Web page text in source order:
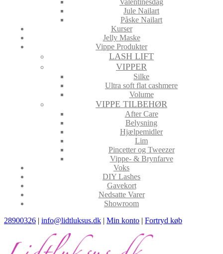
Valentinesdag
Jule Nailart
Påske Nailart
Kurser
Jelly Maske
Vippe Produkter
LASH LIFT
VIPPER
Silke
Ultra soft flat cashmere
Volume
VIPPE TILBEHØR
After Care
Belysning
Hjælpemidler
Lim
Pincetter og Tweezer
Vippe- & Brynfarve
Voks
DIY Lashes
Gavekort
Nedsatte Varer
Showroom
28900326 | info@lidtluksus.dk | Min konto | Fortryd køb